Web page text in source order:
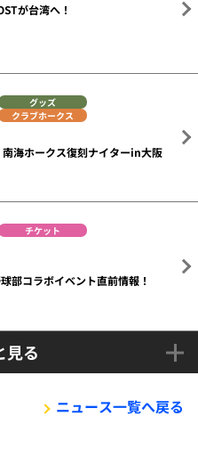
が台湾へ！
グッズ
クラブホークス
海ホークス復刻ナイターin大阪
チケット
部コラボイベント直前情報！
見る
ニュース一覧へ戻る